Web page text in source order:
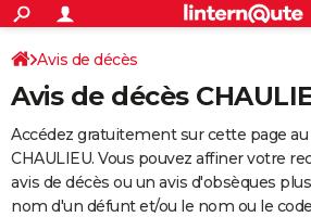
ACTUALITÉS
Politique
Société
Faits Divers
Education
Monde
Villes
+
SPORT
Coupe du monde 2026
Football
Tennis
Cyclisme
Rugby
Forum
Programme TV
TNT
Streaming
Cinéma
Sorties cinéma
Musique
+
FINANCE
Retraite
Epargne
Immobilier
Risques naturels par ville
Banque
Assurance
AUTO
Avis de décès
Avis de décès
Accédez gratuitement sur cette page
CHAULIEU. Vous pouvez affiner votre
avis de décès ou un avis d'obsèques
nom d'un défunt et/ou le nom ou le